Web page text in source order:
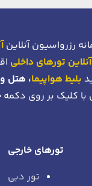
رزرواسیون آنلاین
تورهای داخلی
بلیط هواپیما، هتل
کلیک بر روی دکمه
تورهای خارجی
تور دبی